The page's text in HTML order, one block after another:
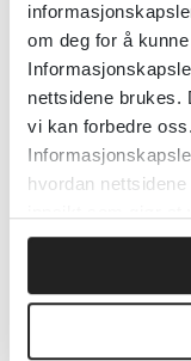
om deg for å
nettsidene brukes.
vi kan forbedre oss.
hvordan